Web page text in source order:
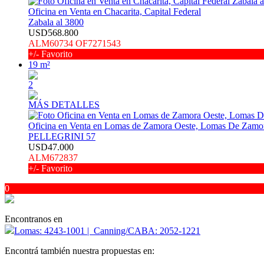
Oficina en Venta en Chacarita, Capital Federal
Zabala al 3800
USD568.800
ALM60734 OF7271543
+/- Favorito
19 m²
2
MÁS DETALLES
Oficina en Venta en Lomas de Zamora Oeste, Lomas De
PELLEGRINI 57
USD47.000
ALM672837
+/- Favorito
0
Encontranos en
Lomas: 4243-1001 | Canning/CABA: 2052-1221
Encontrá también nuestra propuestas en: